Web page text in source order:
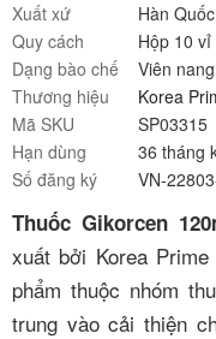
Xuất xứ
Hàn Quốc
Quy cách
Hộp 10
Dạng bào chế
Viên
Thương hiệu
Korea
Mã SKU
SP03315
Hạn dùng
36 tháng
Số đăng ký
VN-
Thuốc Gikorcen
xuất bởi Korea
phẩm thuộc nhóm
trung vào cải thiện